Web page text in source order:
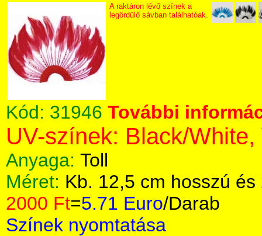
A raktáron lévő színek a
legördülő sávban találhatóak.
Kód: 31946 További
UV-színek: Black/White,
Anyaga: Toll
Méret: Kb. 12,5 cm hosszú
2000 Ft=5.71 Euro/Darab
Színek nyomtatása